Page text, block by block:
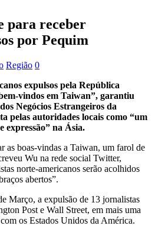
para receber
por Pequim
Região 0
expulsos pela República
vindos em Taiwan”, garantiu
Negócios Estrangeiros da
pelas autoridades locais como “um
expressão” na Ásia.
as boas-vindas a Taiwan, um farol de
Wu na rede social Twitter,
norte-americanos serão acolhidos
abertos”.
Março, a expulsão de 13 jornalistas
Post e Wall Street, em mais uma
os Estados Unidos da América.